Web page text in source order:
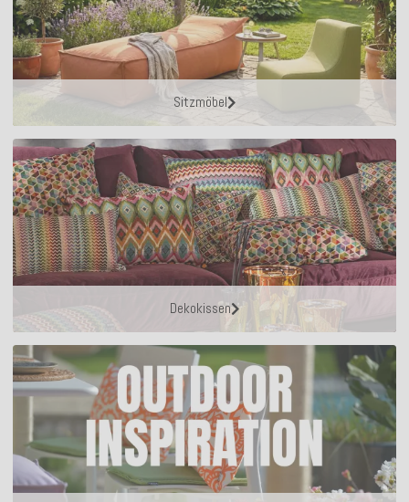
Sitzmöbel
Dekokissen